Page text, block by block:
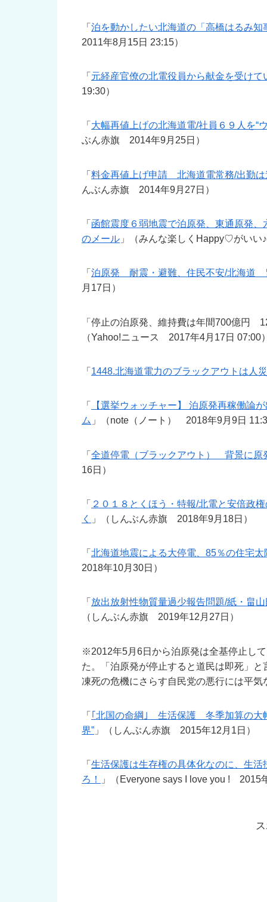
「 泊を動かしたい北海道の「高橋はるみ知
2011年8月15日 23:15）
「 元経産官僚の北電役員から献金を受けて
19:30）
「 大幅再値上げの北海道電/社員６９人を“
ぶん赤旗 2014年9月25日）
「 料金再値上げ申請 北海道電常務/出勤
んぶん赤旗 2014年9月27日）
「 函館震度６弱地震で泊原発、東通原発
のメール 」（みんな楽しくHappy♡がい
「 泊原発 耐震・避難、住民不安/北海道
月17日）
「停止の泊原発、維持費は年間700億円
（Yahoo!ニュース 2017年4月17日 07:00
「 1448.北海道電力のブラックアウトは人
「
【選挙ウォッチャー】 泊原発再稼働論
ム 」（note（ノート） 2018年9月9日
「 全道停電（ブラックアウト） 背景に原
16日）
「 ２０１８とくほう・特報/北電と安倍政
く
」（しんぶん赤旗 2018年9月18日）
「 北海道地震による大停電、85％の住宅
2018年10月30日）
「 放出放射性物質量過少報告問題/紙・畠
（しんぶん赤旗 2019年12月27日）
※2012年5月6日から泊原発は全基停止し
た。「泊原発が停止すると道民は即死」
凍死の危機にさらす自民党の悪行には平気
「 ｢北国の命綱｣ 生活保護 冬季加算の大
界” 」（しんぶん赤旗 2015年12月1日）
「 生活保護は生存権の具体化なのに、生
ろ！
」（Everyone says I love you ! 2015